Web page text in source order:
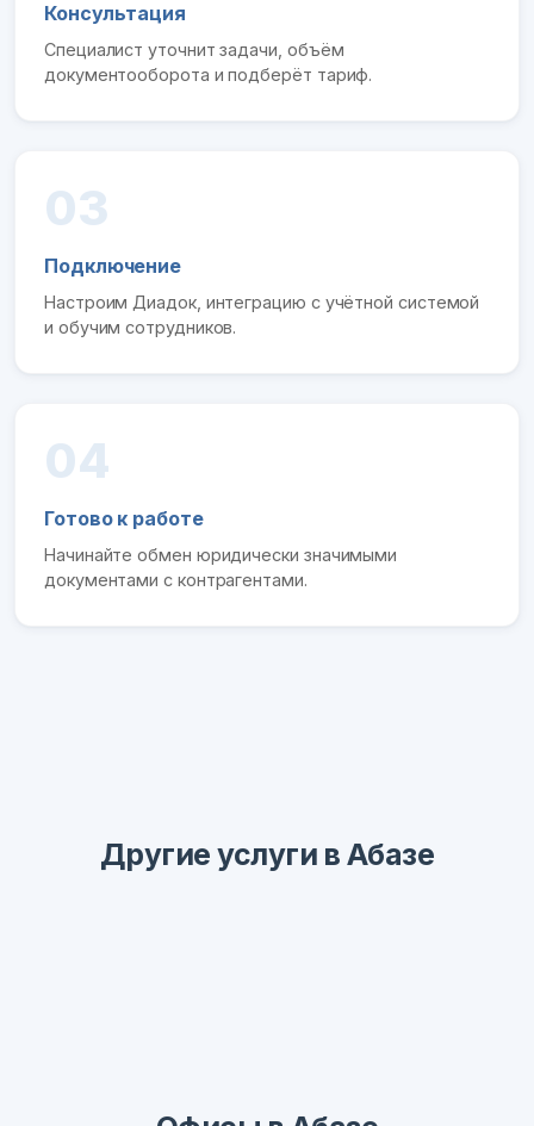
Консультация
Специалист уточнит задачи, объём
документооборота и подберёт тариф.
03
Подключение
Настроим Диадок, интеграцию с учётной системой
и обучим сотрудников.
04
Готово к работе
Начинайте обмен юридически значимыми
документами с контрагентами.
Другие услуги в Абазе